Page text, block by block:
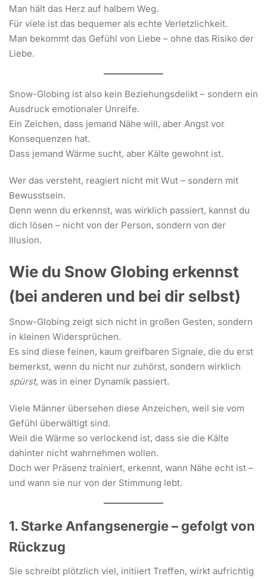
Man hält das Herz auf halbem Weg.
Für viele ist das bequemer als echte Verletzlichkeit.
Man bekommt das Gefühl von Liebe – ohne das Risiko der
Liebe.
Snow-Globing ist also kein Beziehungsdelikt – sondern ein
Ausdruck emotionaler Unreife.
Ein Zeichen, dass jemand Nähe will, aber Angst vor
Konsequenzen hat.
Dass jemand Wärme sucht, aber Kälte gewohnt ist.
Wer das versteht, reagiert nicht mit Wut – sondern mit
Bewusstsein.
Denn wenn du erkennst, was wirklich passiert, kannst du
dich lösen – nicht von der Person, sondern von der
Illusion.
Wie du Snow Globing erkennst
(bei anderen und bei dir selbst)
Snow-Globing zeigt sich nicht in großen Gesten, sondern
in kleinen Widersprüchen.
Es sind diese feinen, kaum greifbaren Signale, die du erst
bemerkst, wenn du nicht nur zuhörst, sondern wirklich
spürst, was in einer Dynamik passiert.
Viele Männer übersehen diese Anzeichen, weil sie vom
Gefühl überwältigt sind.
Weil die Wärme so verlockend ist, dass sie die Kälte
dahinter nicht wahrnehmen wollen.
Doch wer Präsenz trainiert, erkennt, wann Nähe echt ist –
und wann sie nur von der Stimmung lebt.
1. Starke Anfangsenergie – gefolgt von
Rückzug
Sie schreibt plötzlich viel, initiiert Treffen, wirkt aufrichtig